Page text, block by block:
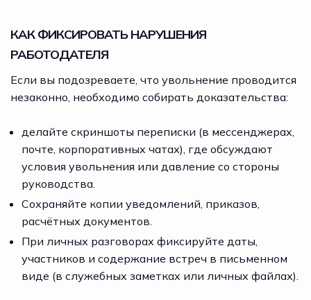
КАК ФИКСИРОВАТЬ НАРУШЕНИЯ
РАБОТОДАТЕЛЯ
Если вы подозреваете, что увольнение проводится
незаконно, необходимо собирать доказательства:
делайте скриншоты переписки (в мессенджерах,
почте, корпоративных чатах), где обсуждают
условия увольнения или давление со стороны
руководства.
Сохраняйте копии уведомлений, приказов,
расчётных документов.
При личных разговорах фиксируйте даты,
участников и содержание встреч в письменном
виде (в служебных заметках или личных файлах).